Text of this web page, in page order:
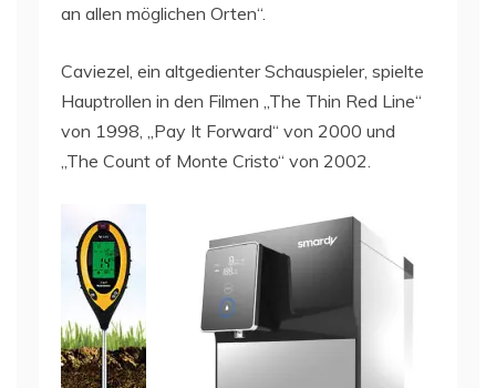
an allen möglichen Orten“.
Caviezel, ein altgedienter Schauspieler, spielte
Hauptrollen in den Filmen „The Thin Red Line“
von 1998, „Pay It Forward“ von 2000 und
„The Count of Monte Cristo“ von 2002.